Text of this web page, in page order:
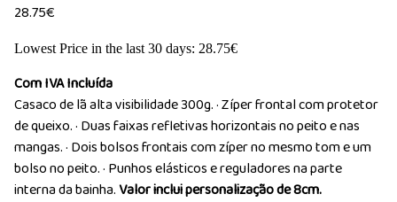
28.75€
Lowest Price in the last 30 days: 28.75€
Com IVA Incluída
Casaco de lã alta visibilidade 300g. · Zíper frontal com protetor
de queixo. · Duas faixas refletivas horizontais no peito e nas
mangas. · Dois bolsos frontais com zíper no mesmo tom e um
bolso no peito. · Punhos elásticos e reguladores na parte
interna da bainha.Valor inclui personalização de 8cm.